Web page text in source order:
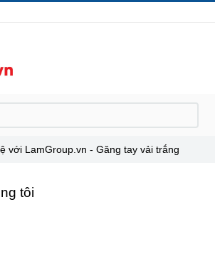
tôi
với LamGroup.vn - Găng tay vải trắng